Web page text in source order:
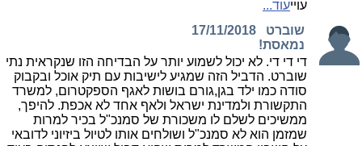
עוייעוד...
שוברט
נמאסת!
17/11/2018
די די די. לא יכול לשמוע יותר על הבדיחה הזו שנקראית נתי
שוברט. הדביל הזה שמגיע לישיבות עם תיק אוכל ובקבוק
סודה כמו ילד בגן,גורם בושות לאגף הספקטרום, למשרד
התקשורת ולמדינת ישראל ולאף אחד לא אכפת. להיפך,
ממשיכים לשלם לו משכורת של סמנכ"ל בכיר למרות
שמזמן הוא לא סמנכ"ל ושולחים אותו לטיול ביזיוני לדובאי